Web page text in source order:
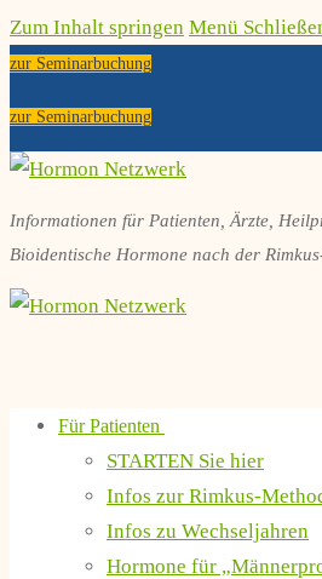
Zum Inhalt springen Menü
zur Seminarbuchung
zur Seminarbuchung
Informationen für Patienten, Ärzte,
Bioidentische Hormone nach der
Für Patienten
STARTEN Sie hier
Infos zur Rimkus-
Infos zu Wechseljahren
Hormone für